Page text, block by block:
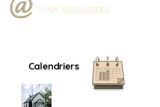
Page Nous joindre
Calendriers